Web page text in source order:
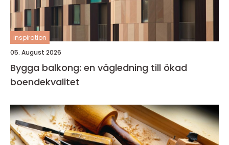
inspiration
05. August 2026
Bygga balkong: en vägledning till ökad
boendekvalitet